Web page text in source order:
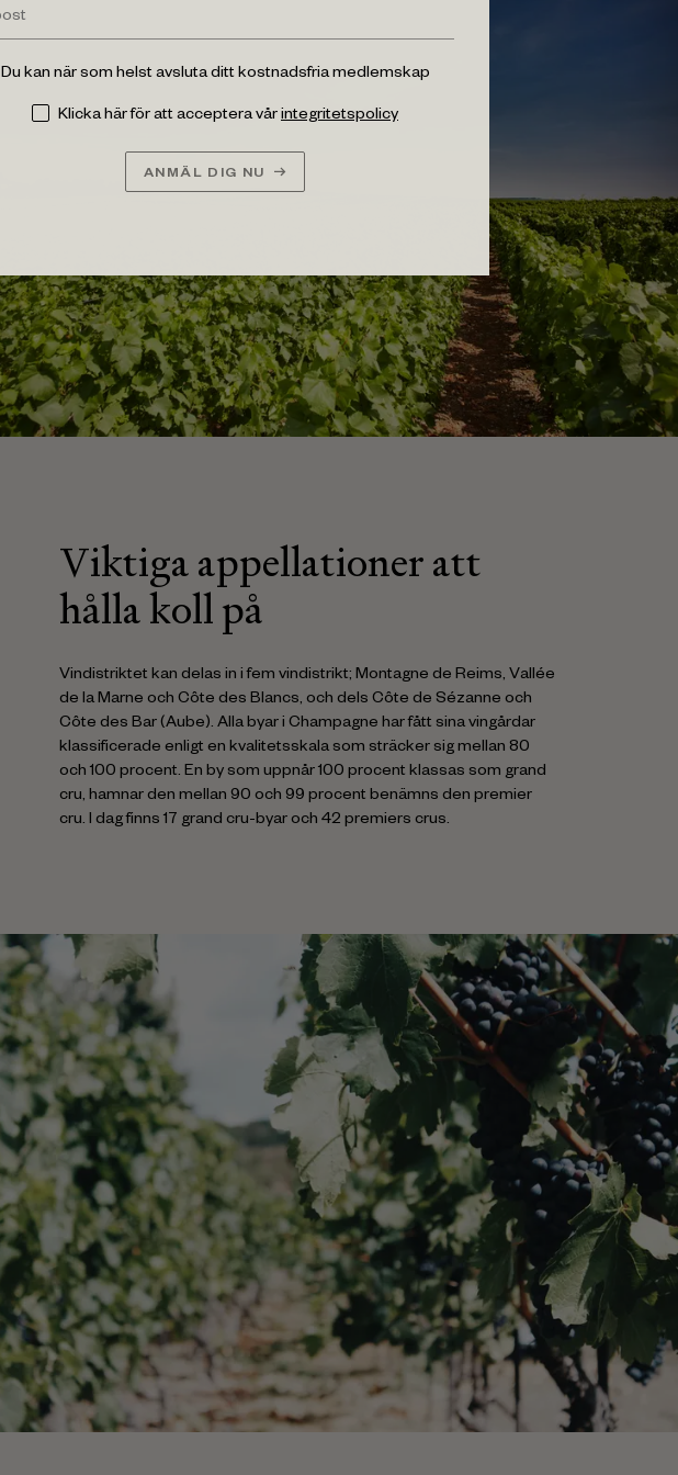
Du kan när som helst avsluta ditt kostnadsfria medlemskap
Klicka här för att acceptera vårintegritetspolicy
ANMÄL DIG NU
Viktiga appellationer att
hålla koll på
Vindistriktet kan delas in i fem vindistrikt; Montagne de Reims, Vallée
de la Marne och Côte des Blancs, och dels Côte de Sézanne och
Côte des Bar (Aube). Alla byar i Champagne har fått sina vingårdar
klassificerade enligt en kvalitetsskala som sträcker sig mellan 80
och 100 procent. En by som uppnår 100 procent klassas som grand
cru, hamnar den mellan 90 och 99 procent benämns den premier
cru. I dag finns 17 grand cru-byar och 42 premiers crus.